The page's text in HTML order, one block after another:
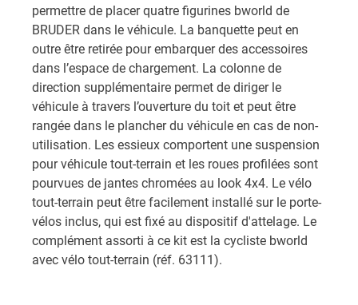
permettre de placer quatre figurines bworld de
BRUDER dans le véhicule. La banquette peut en
outre être retirée pour embarquer des accessoires
dans l’espace de chargement. La colonne de
direction supplémentaire permet de diriger le
véhicule à travers l’ouverture du toit et peut être
rangée dans le plancher du véhicule en cas de non-
utilisation. Les essieux comportent une suspension
pour véhicule tout-terrain et les roues profilées sont
pourvues de jantes chromées au look 4x4. Le vélo
tout-terrain peut être facilement installé sur le porte-
vélos inclus, qui est fixé au dispositif d'attelage. Le
complément assorti à ce kit est la cycliste bworld
avec vélo tout-terrain (réf. 63111).